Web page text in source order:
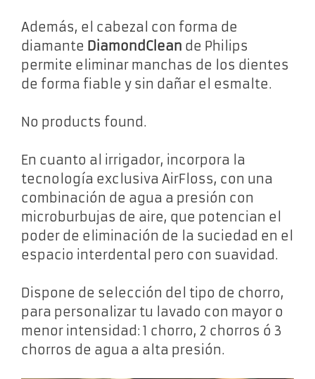
Además, el cabezal con forma de
diamante DiamondClean de Philips
permite eliminar manchas de los dientes
de forma fiable y sin dañar el esmalte.
No products found.
En cuanto al irrigador, incorpora la
tecnología exclusiva AirFloss, con una
combinación de agua a presión con
microburbujas de aire, que potencian el
poder de eliminación de la suciedad en el
espacio interdental pero con suavidad.
Dispone de selección del tipo de chorro,
para personalizar tu lavado con mayor o
menor intensidad: 1 chorro, 2 chorros ó 3
chorros de agua a alta presión.